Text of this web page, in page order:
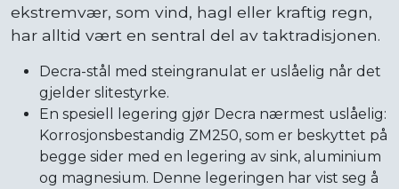
ekstremvær, som vind, hagl eller kraftig regn,
har alltid vært en sentral del av taktradisjonen.
Decra-stål med steingranulat er uslåelig når det
gjelder slitestyrke.
En spesiell legering gjør Decra nærmest uslåelig:
Korrosjonsbestandig ZM250, som er beskyttet på
begge sider med en legering av sink, aluminium
og magnesium. Denne legeringen har vist seg å